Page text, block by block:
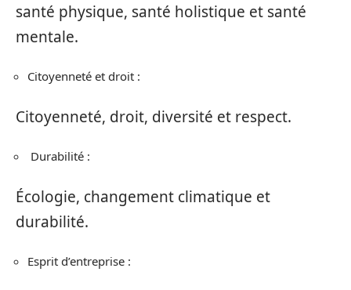
santé physique, santé holistique et santé
mentale.
Citoyenneté et droit :
Citoyenneté, droit, diversité et respect.
Durabilité :
Écologie, changement climatique et
durabilité.
Esprit d’entreprise :